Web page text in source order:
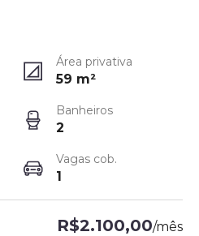
Área privativa
59 m²
Banheiros
2
Vagas cob.
1
R$2.100,00/mês